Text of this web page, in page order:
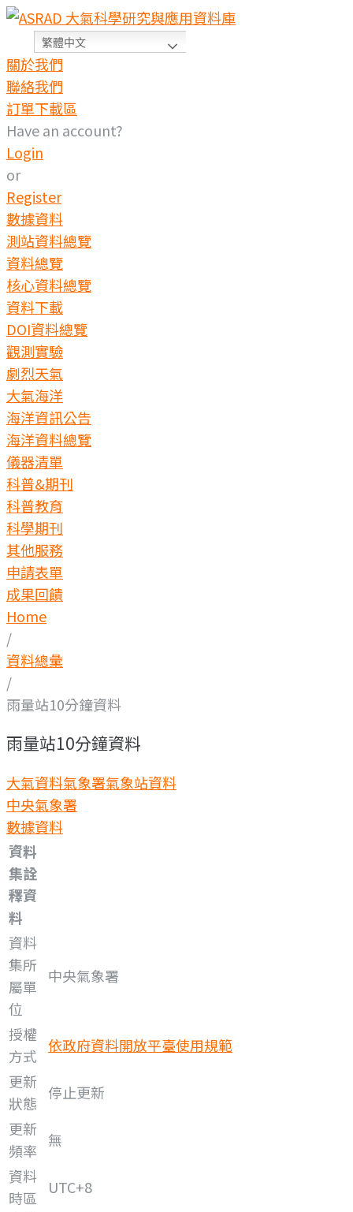
繁體中文
關於我們
聯絡我們
訂單下載區
Have an account?
Login
or
Register
數據資料
測站資料總覽
資料總覽
核心資料總覽
資料下載
DOI資料總覽
觀測實驗
劇烈天氣
大氣海洋
海洋資訊公告
海洋資料總覽
儀器清單
科普&期刊
科普教育
科學期刊
其他服務
申請表單
成果回饋
Home
/
資料總彙
/
雨量站10分鐘資料
雨量站10分鐘資料
大氣資料氣象署氣象站資料
中央氣象署
數據資料
資料
集詮
釋資
料
資料
集所
屬單
位
中央氣象署
授權
方式
依政府資料開放平臺使用規範
更新
狀態
停止更新
更新
頻率
無
資料
時區
UTC+8